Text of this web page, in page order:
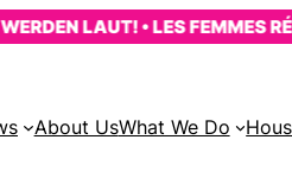
LAUT! • LES FEMMES
About UsWhat We Do